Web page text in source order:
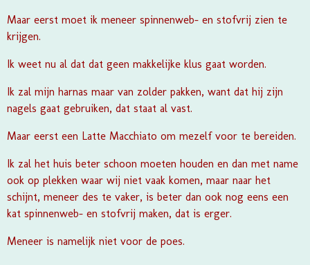
Maar eerst moet ik meneer spinnenweb- en stofvrij zien te
krijgen.
Ik weet nu al dat dat geen makkelijke klus gaat worden.
Ik zal mijn harnas maar van zolder pakken, want dat hij zijn
nagels gaat gebruiken, dat staat al vast.
Maar eerst een Latte Macchiato om mezelf voor te bereiden.
Ik zal het huis beter schoon moeten houden en dan met name
ook op plekken waar wij niet vaak komen, maar naar het
schijnt, meneer des te vaker, is beter dan ook nog eens een
kat spinnenweb- en stofvrij maken, dat is erger.
Meneer is namelijk niet voor de poes.